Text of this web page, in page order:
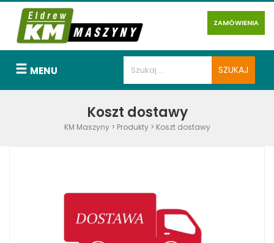
ZAMÓWIENIA
MENU
Koszt dostawy
KM Maszyny> Produkty> Koszt dostawy